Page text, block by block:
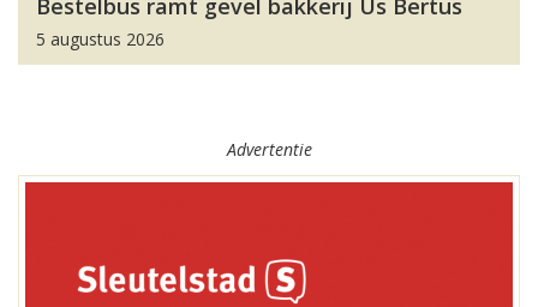
Bestelbus ramt gevel bakkerij Us Bertus
5 augustus 2026
Advertentie